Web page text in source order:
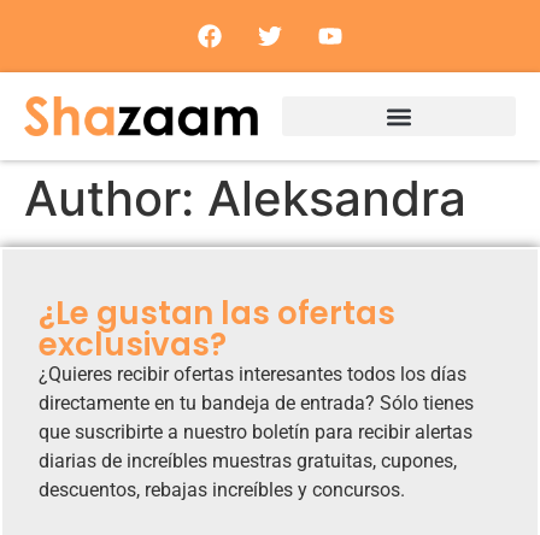
Author: Aleksandra
¿Le gustan las ofertas
exclusivas?
¿Quieres recibir ofertas interesantes todos los días
directamente en tu bandeja de entrada? Sólo tienes
que suscribirte a nuestro boletín para recibir alertas
diarias de increíbles muestras gratuitas, cupones,
descuentos, rebajas increíbles y concursos.